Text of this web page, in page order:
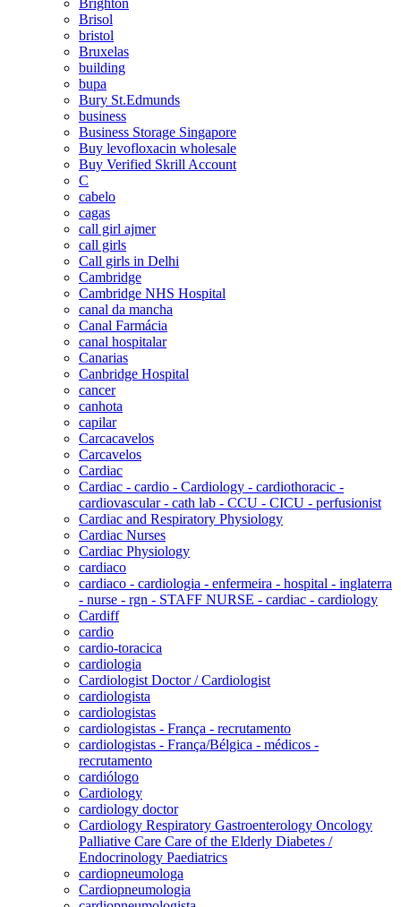
Brisol
bristol
Bruxelas
building
bupa
Bury St.Edmunds
business
Business Storage Singapore
Buy levofloxacin wholesale
Buy Verified Skrill Account
C
cabelo
cagas
call girl ajmer
call girls
Call girls in Delhi
Cambridge
Cambridge NHS Hospital
canal da mancha
Canal Farmácia
canal hospitalar
Canarias
Canbridge Hospital
cancer
canhota
capilar
Carcacavelos
Carcavelos
Cardiac
Cardiac - cardio - Cardiology - cardiothoracic -
cardiovascular - cath lab - CCU - CICU - perfusionist
Cardiac and Respiratory Physiology
Cardiac Nurses
Cardiac Physiology
cardiaco
cardiaco - cardiologia - enfermeira - hospital - inglaterra
- nurse - rgn - STAFF NURSE - cardiac - cardiology
Cardiff
cardio
cardio-toracica
cardiologia
Cardiologist Doctor / Cardiologist
cardiologista
cardiologistas
cardiologistas - França - recrutamento
cardiologistas - França/Bélgica - médicos -
recrutamento
cardiólogo
Cardiology
cardiology doctor
Cardiology Respiratory Gastroenterology Oncology
Palliative Care Care of the Elderly Diabetes /
Endocrinology Paediatrics
cardiopneumologa
Cardiopneumologia